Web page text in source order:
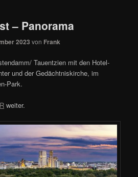
– Panorama
2023 von Frank
Tauentzien mit den Hotel-
und der Gedächtniskirche, im
Park.
weiter.